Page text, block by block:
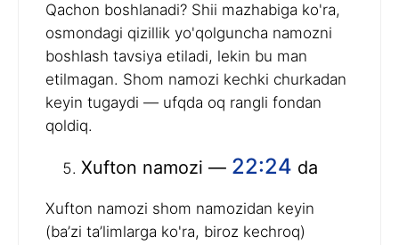
Qachon boshlanadi? Shii mazhabiga ko'ra,
osmondagi qizillik yo'qolguncha namozni
boshlash tavsiya etiladi, lekin bu man
etilmagan. Shom namozi kechki churkadan
keyin tugaydi — ufqda oq rangli fondan
qoldiq.
Xufton namozi — 22:24 da
Xufton namozi shom namozidan keyin
(ba’zi ta’limlarga ko'ra, biroz kechroq)